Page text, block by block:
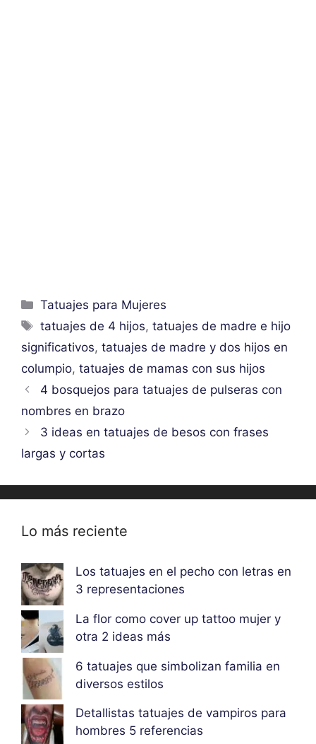
Categorías
Tatuajes para Mujeres
Etiquetas
tatuajes de 4 hijos,tatuajes de madre e hijo
significativos, tatuajes de madre y dos hijos en
columpio, tatuajes de mamas con sus hijos
4 bosquejos para tatuajes de pulseras con
nombres en brazo
3 ideas en tatuajes de besos con frases
largas y cortas
Lo más reciente
Los tatuajes en el pecho con letras en
3 representaciones
La flor como cover up tattoo mujer y
otra 2 ideas más
6 tatuajes que simbolizan familia en
diversos estilos
Detallistas tatuajes de vampiros para
hombres 5 referencias